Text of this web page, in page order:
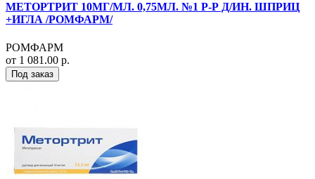
МЕТОРТРИТ 10МГ/МЛ. 0,75МЛ. №1 Р-Р Д/ИН. ШПРИЦ
+ИГЛА /РОМФАРМ/
РОМФАРМ
от 1 081.00 р.
Под заказ